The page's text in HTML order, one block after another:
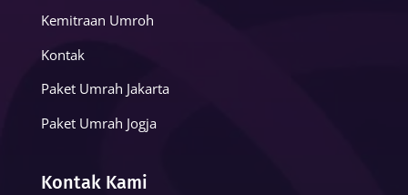
Kemitraan Umroh
Kontak
Paket Umrah Jakarta
Paket Umrah Jogja
Kontak Kami